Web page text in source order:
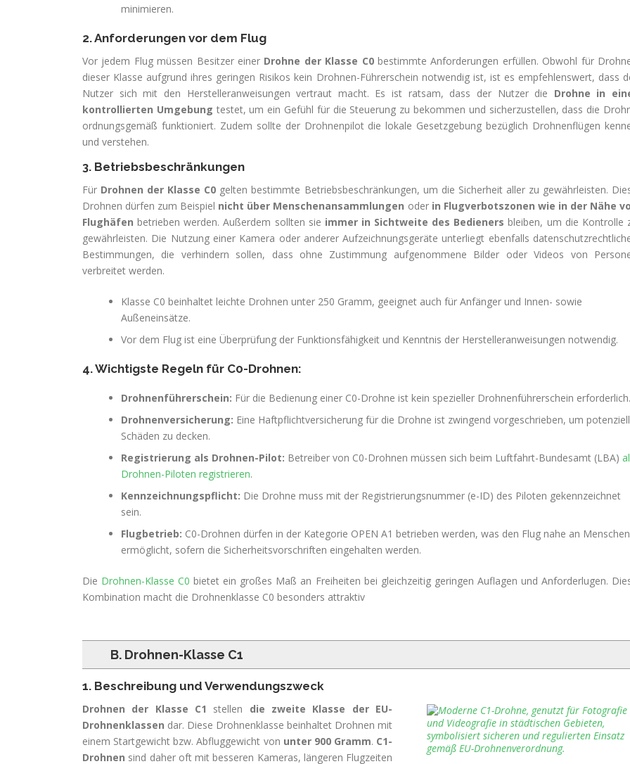
minimieren.
2. Anforderungen vor dem Flug
Vor jedem Flug müssen Besitzer einer Drohne der Klasse C0bestimmte Anforderungen erfüllen. Obwohl für
dieser Klasse aufgrund ihres geringen Risikos kein Drohnen-Führerschein notwendig ist, ist es empfehlenswert, dass
Nutzer sich mit den Herstelleranweisungen vertraut macht. Es ist ratsam, dass der Nutzer die Drohne in
kontrollierten Umgebung testet, um ein Gefühl für die Steuerung zu bekommen und sicherzustellen, dass die
ordnungsgemäß funktioniert. Zudem sollte der Drohnenpilot die lokale Gesetzgebung bezüglich Drohnenflügen
und verstehen.
3. Betriebsbeschränkungen
Für Drohnen der Klasse C0 gelten bestimmte Betriebsbeschränkungen, um die Sicherheit aller zu gewährleisten.
Drohnen dürfen zum Beispiel nicht über Menschenansammlungen oder in Flugverbotszonen wie in der Nähe
Flughäfen betrieben werden. Außerdem sollten sie immer in Sichtweite des Bedieners bleiben, um die Kontrolle
gewährleisten. Die Nutzung einer Kamera oder anderer Aufzeichnungsgeräte unterliegt ebenfalls
Bestimmungen, die verhindern sollen, dass ohne Zustimmung aufgenommene Bilder oder Videos von
verbreitet werden.
Klasse C0 beinhaltet leichte Drohnen unter 250 Gramm, geeignet auch für Anfänger und Innen- sowie
Außeneinsätze.
Vor dem Flug ist eine Überprüfung der Funktionsfähigkeit und Kenntnis der Herstelleranweisungen notwendig.
4. Wichtigste Regeln für C0-Drohnen:
Drohnenführerschein: Für die Bedienung einer C0-Drohne ist kein spezieller Drohnenführerschein erforderlich.
Drohnenversicherung: Eine Haftpflichtversicherung für die Drohne ist zwingend vorgeschrieben, um
Schäden zu decken.
Registrierung als Drohnen-Pilot: Betreiber von C0-Drohnen müssen sich beim Luftfahrt-Bundesamt (LBA)
Drohnen-Piloten registrieren.
Kennzeichnungspflicht: Die Drohne muss mit der Registrierungsnummer (e-ID) des Piloten gekennzeichnet
sein.
Flugbetrieb: C0-Drohnen dürfen in der Kategorie OPEN A1 betrieben werden, was den Flug nahe an Menschen
ermöglicht, sofern die Sicherheitsvorschriften eingehalten werden.
Die Drohnen-Klasse C0 bietet ein großes Maß an Freiheiten bei gleichzeitig geringen Auflagen und Anforderlugen.
Kombination macht die Drohnenklasse C0 besonders attraktiv
B. Drohnen-Klasse C1
1. Beschreibung und Verwendungszweck
Drohnen der Klasse C1 stellen die zweite Klasse der EU-
Drohnenklassen dar. Diese Drohnenklasse beinhaltet Drohnen mit
einem Startgewicht bzw. Abfluggewicht von unter 900 Gramm. C1-
Drohnen sind daher oft mit besseren Kameras, längeren Flugzeiten